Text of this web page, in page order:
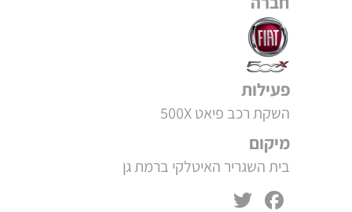
פעילות
השקת רכב פיאט 500X
מיקום
בית השגריר האיטלקי ברמת גן
Facebook